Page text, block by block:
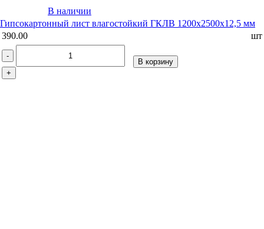
В наличии
Гипсокартонный лист влагостойкий ГКЛВ 1200х2500х12,5 мм
390.00
шт
-
+
В корзину